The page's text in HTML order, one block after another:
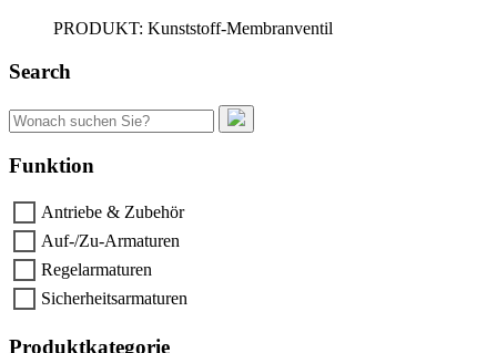
PRODUKT: Kunststoff-Membranventil
Search
Suchen
nach:
Funktion
Antriebe & Zubehör
Auf-/Zu-Armaturen
Regelarmaturen
Sicherheitsarmaturen
Produktkategorie